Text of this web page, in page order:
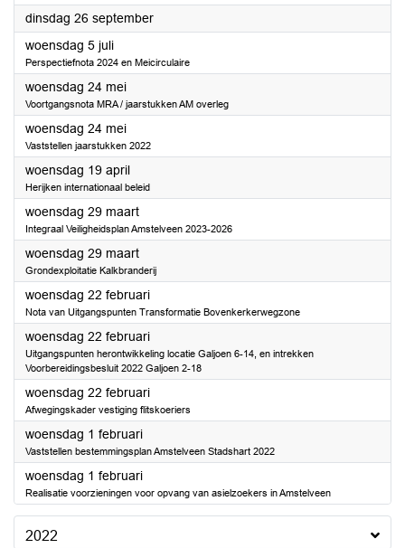
dinsdag 26 september2023
woensdag 5 juli2023
Perspectiefnota 2024 en Meicirculaire
woensdag 24 mei2023
Voortgangsnota MRA / jaarstukken AM overleg
woensdag 24 mei2023
Vaststellen jaarstukken 2022
woensdag 19 april2023
Herijken internationaal beleid
woensdag 29 maart2023
Integraal Veiligheidsplan Amstelveen 2023-2026
woensdag 29 maart2023
Grondexploitatie Kalkbranderij
woensdag 22 februari2023
Nota van Uitgangspunten Transformatie Bovenkerkerwegzone
woensdag 22 februari2023
Uitgangspunten herontwikkeling locatie Galjoen 6-14, en intrekken
Voorbereidingsbesluit 2022 Galjoen 2-18
woensdag 22 februari2023
Afwegingskader vestiging flitskoeriers
woensdag 1 februari2023
Vaststellen bestemmingsplan Amstelveen Stadshart 2022
woensdag 1 februari2023
Realisatie voorzieningen voor opvang van asielzoekers in Amstelveen
2022